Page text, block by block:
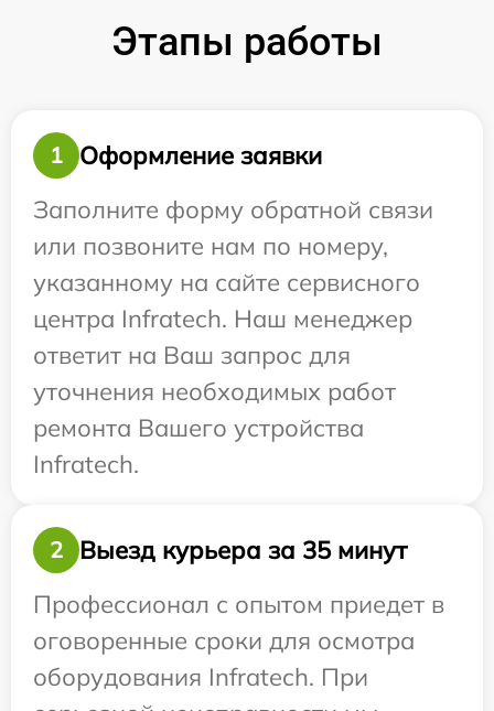
Этапы работы
1
Оформление заявки
Заполните форму обратной связи
или позвоните нам по номеру,
указанному на сайте сервисного
центра Infratech. Наш менеджер
ответит на Ваш запрос для
уточнения необходимых работ
ремонта Вашего устройства
Infratech.
2
Выезд курьера за 35 минут
Профессионал с опытом приедет в
оговоренные сроки для осмотра
оборудования Infratech. При